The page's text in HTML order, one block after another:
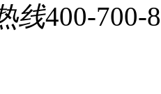
线400-700-